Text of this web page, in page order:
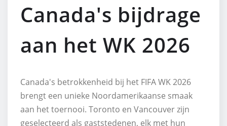
Canada's bijdrage
aan het WK 2026
Canada's betrokkenheid bij het FIFA WK 2026
brengt een unieke Noordamerikaanse smaak
aan het toernooi. Toronto en Vancouver zijn
geselecteerd als gaststedenen, elk met hun